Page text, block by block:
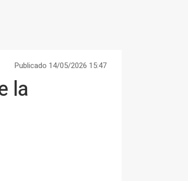
Publicado 14/05/2026 15:47
la